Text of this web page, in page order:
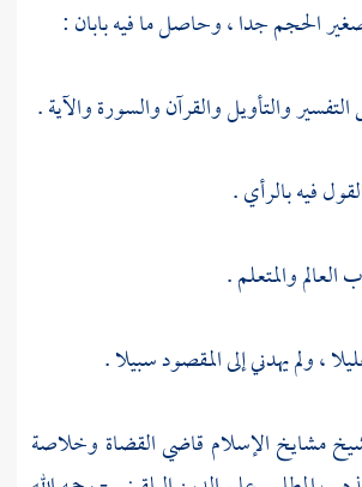
الحجم جدا ، وحاصل ما فيه بابان :
والتأويل والقرآن والسورة والآية .
فيه بالرأي .
العالم والمتعلم .
، ولم يهدني إلى المقصود سبيلا .
مشايخ الإسلام قاضي القضاة وخلاصة